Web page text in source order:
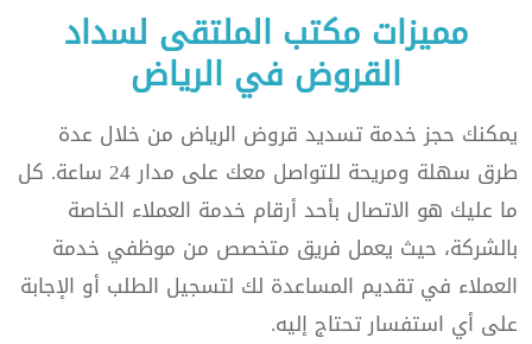
مميزات مكتب الملتقى لسداد
القروض في الرياض
يمكنك حجز خدمة تسديد قروض الرياض من خلال عدة
طرق سهلة ومريحة للتواصل معك على مدار 24 ساعة. كل
ما عليك هو الاتصال بأحد أرقام خدمة العملاء الخاصة
بالشركة، حيث يعمل فريق متخصص من موظفي خدمة
العملاء في تقديم المساعدة لك لتسجيل الطلب أو الإجابة
على أي استفسار تحتاج إليه.